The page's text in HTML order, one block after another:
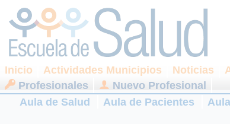
Inicio Actividades Municipios Noticias
Profesionales
Nuevo Profesional
Aula de Salud
Aula de Pacientes